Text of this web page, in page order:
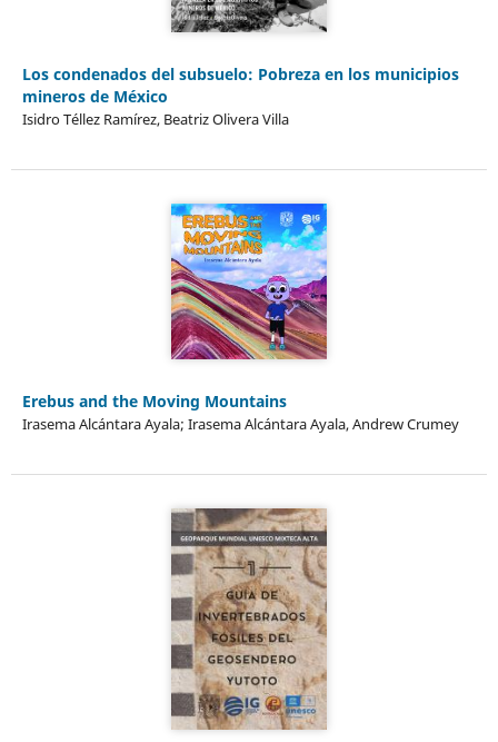
Los condenados del subsuelo: Pobreza en los municipios
mineros de México
Isidro Téllez Ramírez, Beatriz Olivera Villa
Erebus and the Moving Mountains
Irasema Alcántara Ayala; Irasema Alcántara Ayala, Andrew Crumey